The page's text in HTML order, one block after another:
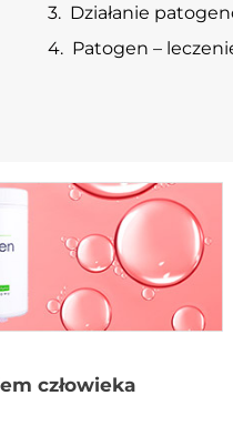
Działanie
Patogen –
człowieka